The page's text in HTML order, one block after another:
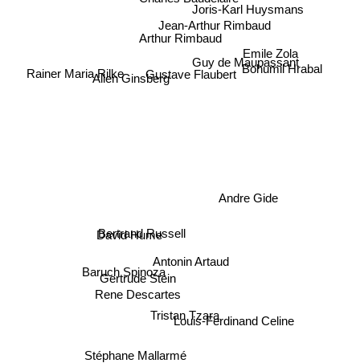
Arthur Rimbaud
Gustave Flaubert
Jean-Arthur Rimbaud
Allen Ginsberg
Bertrand Russell
Joris-Karl Huysmans
Guy de Maupassant
Andre Gide
Antonin Artaud
Louis-Ferdinand Celine
David Hume
Rainer Maria Rilke
Bohumil Hrabal
Rene Descartes
Emile Zola
Baruch Spinoza
Gertrude Stein
Stéphane Mallarmé
Tristan Tzara